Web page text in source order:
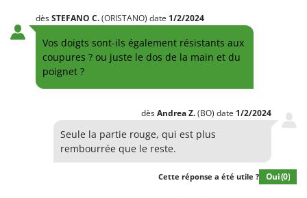
Ribimex
Ripartrak
Ritter
River Systems
Rossofuoco
Rover Pompe
dèsSTEFANO C.(ORISTANO) date 1/2/2024
Vos doigts sont-ils également résistants aux
coupures ? ou juste le dos de la main et du
poignet ?
dèsAndreaZ.(BO) date 1/2/2024
Seule la partie rouge, qui est plus
rembourrée que le reste.
Cette réponse a été utile ? Oui(0)